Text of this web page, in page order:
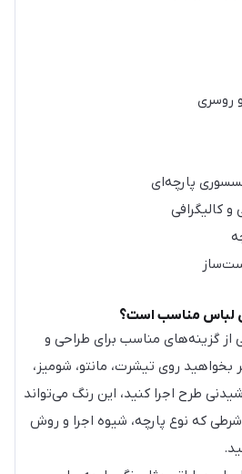
روسری
پارچه‌ای
کالیگرافی
لباس مناسب است؟
از گزینه‌های مناسب برای طراحی و
روی تیشرت، مانتو، شومیز،
طرح اجرا کنید، این رنگ می‌تواند
که نوع پارچه، شیوه اجرا و روش